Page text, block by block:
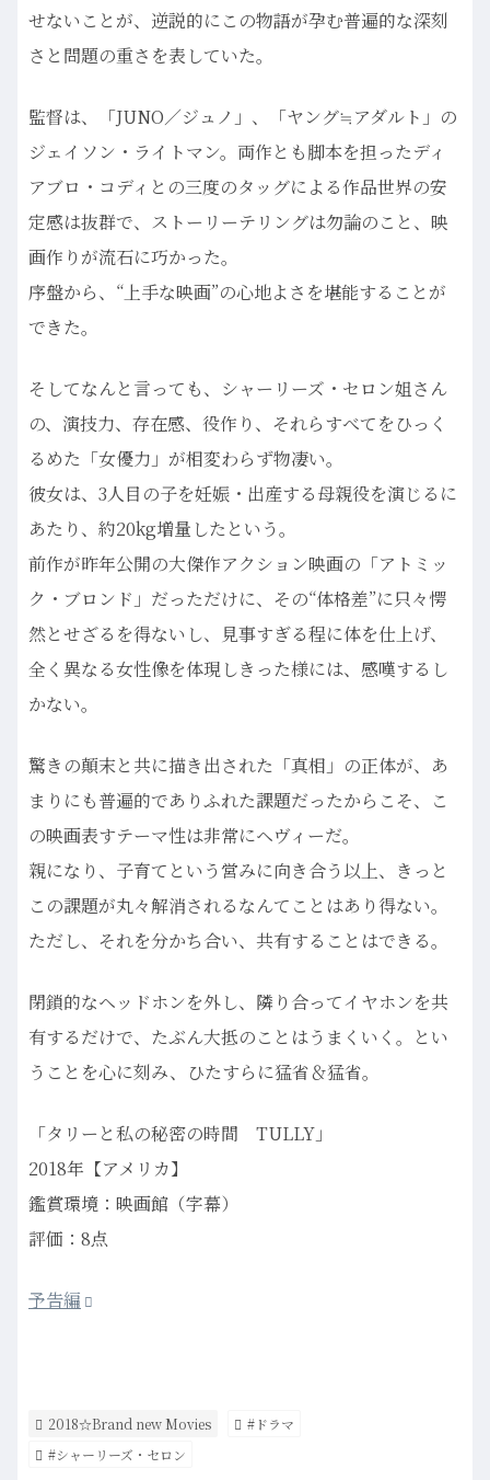
せないことが、逆説的にこの物語が孕む普遍的な深刻
さと問題の重さを表していた。
監督は、「JUNO／ジュノ」、「ヤング≒アダルト」の
ジェイソン・ライトマン。両作とも脚本を担ったディ
アブロ・コディとの三度のタッグによる作品世界の安
定感は抜群で、ストーリーテリングは勿論のこと、映
画作りが流石に巧かった。
序盤から、“上手な映画”の心地よさを堪能することが
できた。
そしてなんと言っても、シャーリーズ・セロン姐さん
の、演技力、存在感、役作り、それらすべてをひっく
るめた「女優力」が相変わらず物凄い。
彼女は、3人目の子を妊娠・出産する母親役を演じるに
あたり、約20kg増量したという。
前作が昨年公開の大傑作アクション映画の「アトミッ
ク・ブロンド」だっただけに、その“体格差”に只々愕
然とせざるを得ないし、見事すぎる程に体を仕上げ、
全く異なる女性像を体現しきった様には、感嘆するし
かない。
驚きの顛末と共に描き出された「真相」の正体が、あ
まりにも普遍的でありふれた課題だったからこそ、こ
の映画表すテーマ性は非常にヘヴィーだ。
親になり、子育てという営みに向き合う以上、きっと
この課題が丸々解消されるなんてことはあり得ない。
ただし、それを分かち合い、共有することはできる。
閉鎖的なヘッドホンを外し、隣り合ってイヤホンを共
有するだけで、たぶん大抵のことはうまくいく。とい
うことを心に刻み、ひたすらに猛省＆猛省。
「タリーと私の秘密の時間 TULLY」
2018年【アメリカ】
鑑賞環境：映画館（字幕）
評価：8点
予告編
2018☆Brand new Movies
#ドラマ
#シャーリーズ・セロン